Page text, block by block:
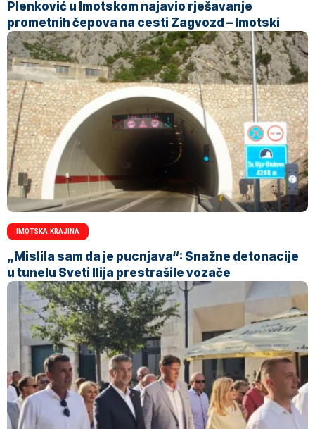
Plenković u Imotskom najavio rješavanje
prometnih čepova na cesti Zagvozd – Imotski
IMOTSKA KRAJINA
„Mislila sam da je pucnjava“: Snažne detonacije
u tunelu Sveti Ilija prestrašile vozače